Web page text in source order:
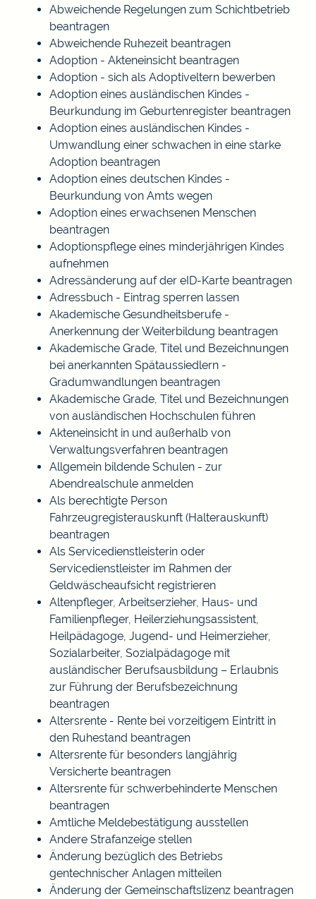
Abweichende Regelungen zum Schichtbetrieb
beantragen
Abweichende Ruhezeit beantragen
Adoption - Akteneinsicht beantragen
Adoption - sich als Adoptiveltern bewerben
Adoption eines ausländischen Kindes -
Beurkundung im Geburtenregister beantragen
Adoption eines ausländischen Kindes -
Umwandlung einer schwachen in eine starke
Adoption beantragen
Adoption eines deutschen Kindes -
Beurkundung von Amts wegen
Adoption eines erwachsenen Menschen
beantragen
Adoptionspflege eines minderjährigen Kindes
aufnehmen
Adressänderung auf der eID-Karte beantragen
Adressbuch - Eintrag sperren lassen
Akademische Gesundheitsberufe -
Anerkennung der Weiterbildung beantragen
Akademische Grade, Titel und Bezeichnungen
bei anerkannten Spätaussiedlern -
Gradumwandlungen beantragen
Akademische Grade, Titel und Bezeichnungen
von ausländischen Hochschulen führen
Akteneinsicht in und außerhalb von
Verwaltungsverfahren beantragen
Allgemein bildende Schulen - zur
Abendrealschule anmelden
Als berechtigte Person
Fahrzeugregisterauskunft (Halterauskunft)
beantragen
Als Servicedienstleisterin oder
Servicedienstleister im Rahmen der
Geldwäscheaufsicht registrieren
Altenpfleger, Arbeitserzieher, Haus- und
Familienpfleger, Heilerziehungsassistent,
Heilpädagoge, Jugend- und Heimerzieher,
Sozialarbeiter, Sozialpädagoge mit
ausländischer Berufsausbildung – Erlaubnis
zur Führung der Berufsbezeichnung
beantragen
Altersrente - Rente bei vorzeitigem Eintritt in
den Ruhestand beantragen
Altersrente für besonders langjährig
Versicherte beantragen
Altersrente für schwerbehinderte Menschen
beantragen
Amtliche Meldebestätigung ausstellen
Andere Strafanzeige stellen
Änderung bezüglich des Betriebs
gentechnischer Anlagen mitteilen
Änderung der Gemeinschaftslizenz beantragen